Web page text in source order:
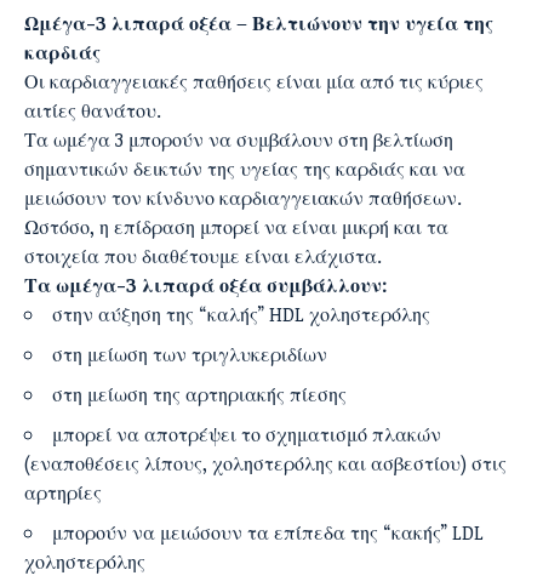
Ωμέγα-3 λιπαρά οξέα–Βελτιώνουν την υγεία της
καρδιάς
Οι καρδιαγγειακές παθήσεις είναι μία από τις κύριες
αιτίες θανάτου.
Τα ωμέγα 3 μπορούν να συμβάλουν στη βελτίωση
σημαντικών δεικτών της υγείας της καρδιάς και να
μειώσουν τον κίνδυνο καρδιαγγειακών παθήσεων.
Ωστόσο, η επίδραση μπορεί να είναι μικρή και τα
στοιχεία που διαθέτουμε είναι ελάχιστα.
Τα ωμέγα-3 λιπαρά οξέασυμβάλλουν:
στην αύξηση της “καλής” HDL χοληστερόλης
στη μείωση των τριγλυκεριδίων
στη μείωση της αρτηριακής πίεσης
μπορεί να αποτρέψει το σχηματισμό πλακών
(εναποθέσεις λίπους, χοληστερόλης και ασβεστίου) στις
αρτηρίες
μπορούν να μειώσουν τα επίπεδα της “κακής” LDL
χοληστερόλης